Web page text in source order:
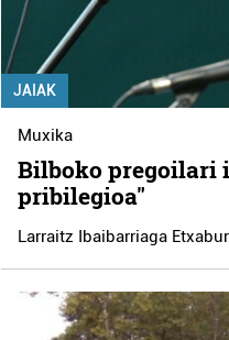
JAIAK
Muxika
Bilboko pregoilari
pribilegioa"
Larraitz Ibaibarriaga